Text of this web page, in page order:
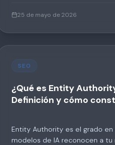
hoy o en uno mejor.
25 de mayo de 2026
SEO
¿Qué es Entity
Definición y cómo
Entity Authority es el grado
modelos de IA reconocen a tu